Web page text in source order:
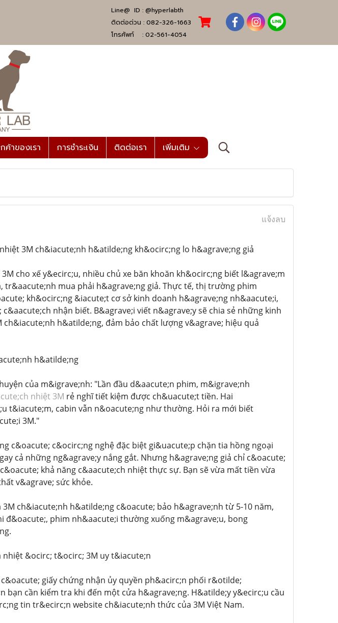
Line@ ID : @hyperlabth
ติดต่อด่วน : 082-326-1663
โทรศัพท์ : 02-561-4054
ค้าของเรา การชำระเงิน ติดต่อเรา เพิ่มเติม
แจ้งลบ
3M ch&iacute;nh h&atilde;ng kh&ocirc;ng lo h&agrave;ng giả
cho xế y&ecirc;u, nhiều chủ xe băn khoăn kh&ocirc;ng biết l&agrave;m
mua phải h&agrave;ng giả. Thực tế, thị trường phim
kh&ocirc;ng &iacute;t cơ sở kinh doanh h&agrave;ng nh&aacute;i,
nhận biết. B&agrave;i viết n&agrave;y sẽ chia sẻ những kinh
h&atilde;ng, đảm bảo chất lượng v&agrave; hiệu quả
h&atilde;ng
của m&igrave;nh: "Lần đầu d&aacute;n phim, m&igrave;nh
nhiệt 3M rẻ nghĩ tiết kiệm được ch&uacute;t tiền. Hai
t&iacute;m, cabin vẫn n&oacute;ng như thường. Hỏi ra mới biết
3M."
c&oacute; c&ocirc;ng nghệ đặc biệt gi&uacute;p chặn tia hồng ngoại
cả những ng&agrave;y nắng gắt. Nhưng h&agrave;ng giả chỉ c&oacute;
khả năng c&aacute;ch nhiệt thực sự. Bạn sẽ vừa mất tiền vừa
v&agrave; sức khỏe.
ch&iacute;nh h&atilde;ng c&oacute; bảo h&agrave;nh từ 5-10 năm,
phim nh&aacute;i thường xuống m&agrave;u, bong
&ocirc; t&ocirc; 3M uy t&iacute;n
giấy chứng nhận ủy quyền ph&acirc;n phối r&otilde;
bạn cần kiểm tra khi đến một cửa h&agrave;ng. H&atilde;y y&ecirc;u cầu
tin tr&ecirc;n website ch&iacute;nh thức của 3M Việt Nam.